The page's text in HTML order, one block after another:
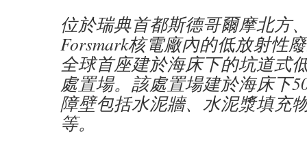
位於瑞典首都斯德哥爾摩北方
Forsmark核電廠內的低放射性
全球首座建於海床下的坑道式
處置場。該處置場建於海床下
障壁包括水泥牆、水泥漿填充
等。